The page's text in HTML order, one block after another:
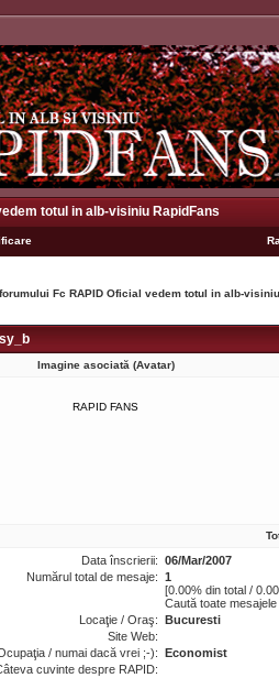
totul in alb-visiniu RapidFans
Fc RAPID Oficial vedem totul in alb-
Imagine asociată (Avatar)
RAPID FANS
Data înscrierii: 06/Mar/2007
Numărul total de mesaje: 1
[0.00% din total /
Caută toate
Locaţie / Oraş: Bucuresti
Site Web:
/ numai dacă vrei ;-): Economist
cuvinte despre RAPID: